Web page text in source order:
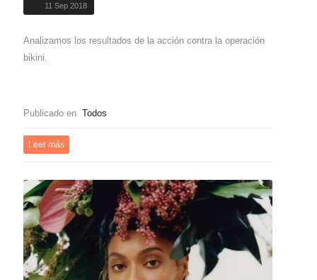
11 Sep 2018
Analizamos los resultados de la acción contra la operación
bikini.
Publicado en Todos
Leer más